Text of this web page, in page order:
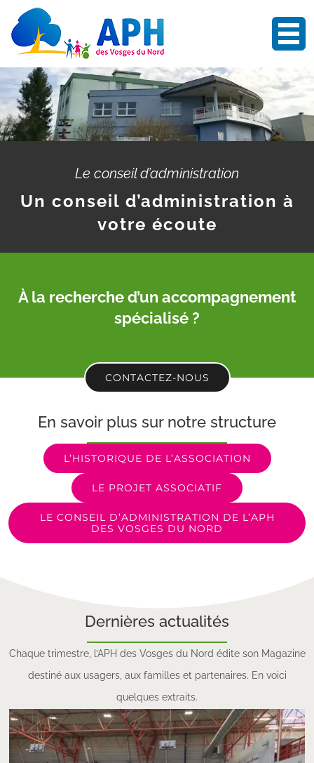
Le conseil d’administration
Un conseil d’administration à
votre écoute
À la recherche d’un accompagnement
spécialisé ?
CONTACTEZ-NOUS
En savoir plus sur notre structure
L’HISTORIQUE DE L’ASSOCIATION
LE PROJET ASSOCIATIF
LE CONSEIL D’ADMINISTRATION DE L’APH
DES VOSGES DU NORD
Dernières actualités
Chaque trimestre, l’APH des Vosges du Nord édite son Magazine
destiné aux usagers, aux familles et partenaires. En voici
quelques extraits.